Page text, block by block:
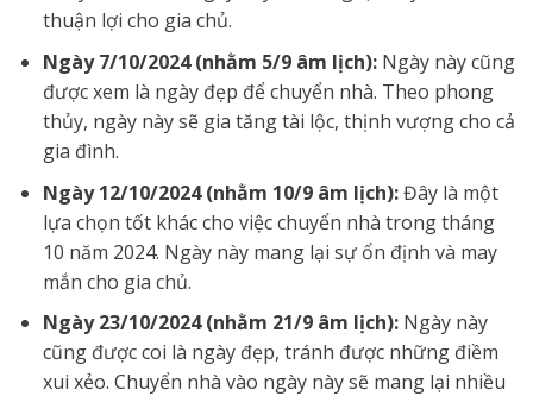
thuận lợi cho gia chủ.
Ngày 7/10/2024 (nhằm 5/9 âm lịch):Ngày này cũng
được xem là ngày đẹp để chuyển nhà. Theo phong
thủy, ngày này sẽ gia tăng tài lộc, thịnh vượng cho cả
gia đình.
Ngày 12/10/2024 (nhằm 10/9 âm lịch):Đây là một
lựa chọn tốt khác cho việc chuyển nhà trong tháng
10 năm 2024. Ngày này mang lại sự ổn định và may
mắn cho gia chủ.
Ngày 23/10/2024 (nhằm 21/9 âm lịch):Ngày này
cũng được coi là ngày đẹp, tránh được những điềm
xui xẻo. Chuyển nhà vào ngày này sẽ mang lại nhiều